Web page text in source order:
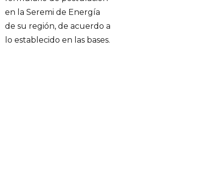
en la Seremi de Energía
de su región, de acuerdo a
lo establecido en las bases.